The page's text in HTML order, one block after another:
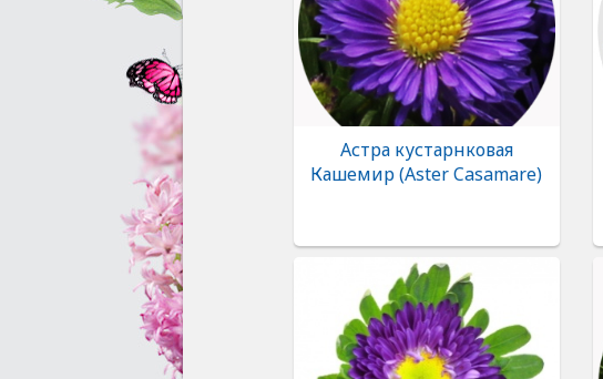
Астра кустарнковая
Кашемир (Aster Casamare)